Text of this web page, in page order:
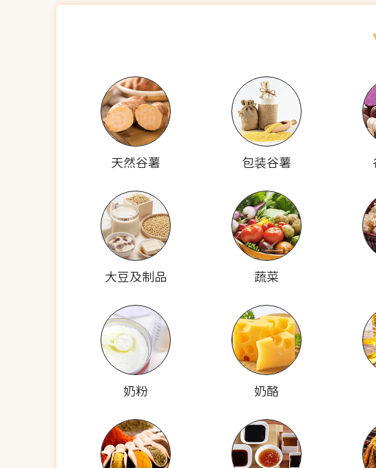
天然谷薯 包装谷薯
大豆及制品 蔬菜
奶粉 奶酪